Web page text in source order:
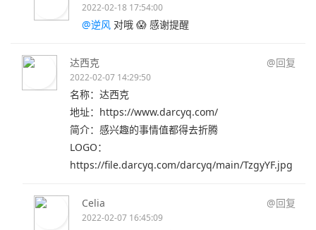
2022-02-18 17:54:00
@逆风 对哦 😱 感谢提醒
达西克 @回复
2022-02-07 14:29:50
名称：达西克
地址：https://www.darcyq.com/
简介：感兴趣的事情值都得去折腾
LOGO：
https://file.darcyq.com/darcyq/main/TzgyYF.jpg
Celia @回复
2022-02-07 16:45:09